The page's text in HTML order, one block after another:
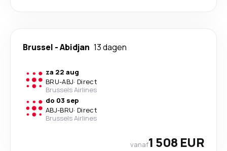
Brussel -Abidjan 13 dagen
za 22 aug
BRU-ABJ· Direct
Brussels Airlines
do 03 sep
ABJ-BRU· Direct
Brussels Airlines
vanaf1 508 EUR